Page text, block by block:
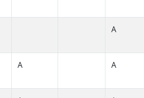
A
A A